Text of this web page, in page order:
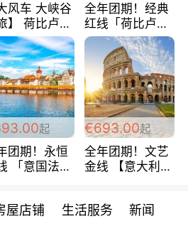
风车 大峡谷
】 荷比卢德
黎上下 经
国四日游
欧/人
全年团期！经典
红线「荷比卢德
法」七天循环 五
国 仅售99欧/人/
天！巴黎上下！
包拼房~
起
团期！永恒
「意国法
/天起 ~包拼房
€693.00起
全年团期！文艺
金线 【意大利一
每周铁发！
屋店铺 生活服务 新闻